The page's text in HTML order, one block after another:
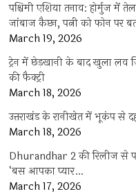
पश्चिमी एशिया तनाव: होर्मुज
जांबाज कैप्टन, पत्नी को फोन पर
March 19, 2026
ट्रेन में छेड़खानी के बाद खुला लव
की फैक्ट्री
March 18, 2026
उत्तराखंड के रानीखेत में भूकंप से
March 18, 2026
Dhurandhar 2 की रिलीज से
‘बस आपका प्यार…
March 17, 2026